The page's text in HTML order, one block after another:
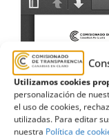
Utilizamos cookies
personalización de
el uso de cookies,
utilizadas. Para editar
nuestra Política de